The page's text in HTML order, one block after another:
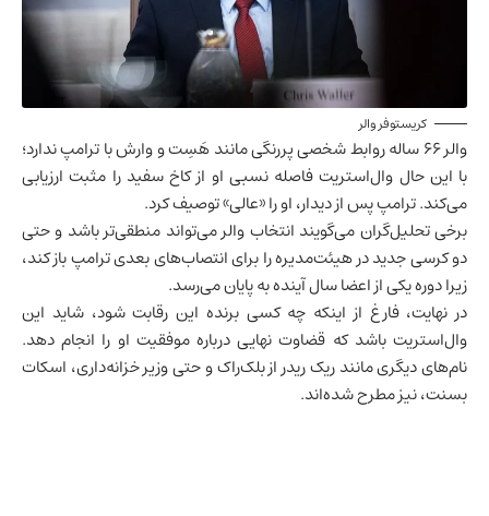
کریستوفر والر
والر ۶۶ ساله روابط شخصی پررنگی مانند هَسِت و وارش با ترامپ ندارد؛
با این حال وال‌استریت فاصله نسبی او از کاخ سفید را مثبت ارزیابی
می‌کند. ترامپ پس از دیدار، او را «عالی» توصیف کرد.
برخی تحلیل‌گران می‌گویند انتخاب والر می‌تواند منطقی‌تر باشد و حتی
دو کرسی جدید در هیئت‌مدیره را برای انتصاب‌های بعدی ترامپ باز کند،
زیرا دوره یکی از اعضا سال آینده به پایان می‌رسد.
در نهایت، فارغ از اینکه چه کسی برنده این رقابت شود، شاید این
وال‌استریت باشد که قضاوت نهایی درباره موفقیت او را انجام دهد.
نام‌های دیگری مانند ریک ریدر از بلک‌راک و حتی وزیر خزانه‌داری، اسکات
بسنت، نیز مطرح شده‌اند.